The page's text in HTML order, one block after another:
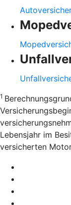
1
Lebensjahr im
versicherten